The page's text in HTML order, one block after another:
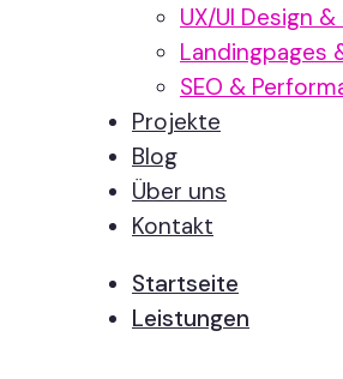
UX/UI Design
Landingpages
SEO &
Projekte
Blog
Über uns
Kontakt
Startseite
Leistungen